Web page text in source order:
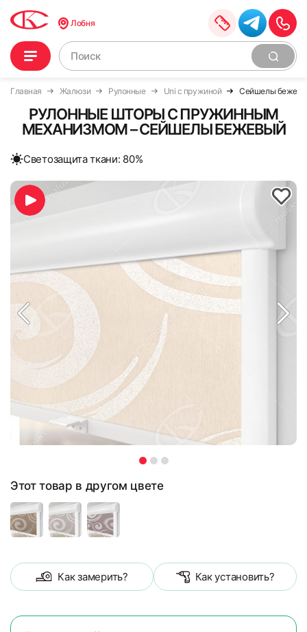
Лобня
Главная Жалюзи Рулонные Uni с пружиной Сейшелы
РУЛОННЫЕ ШТОРЫ С ПРУЖИННЫМ
МЕХАНИЗМОМ – СЕЙШЕЛЫ БЕЖЕВЫЙ
Cветозащита ткани: 80%
Этот товар в другом цвете
Как замерить? Как установить?